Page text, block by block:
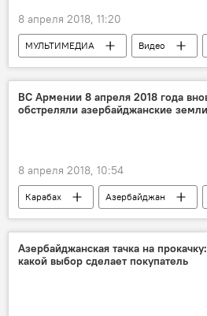
8 апреля 2018, 11:20
МУЛЬТИМЕДИА Видео
Новости мира
ВС Армении 8 апреля 2018 года
обстреляли азербайджанские земли
8 апреля 2018, 10:54
Карабах Азербайджан
Армения
Минобороны АР
обстрел
Режим прекращения
Азербайджанская тачка на прокачку:
какой выбор сделает покупатель